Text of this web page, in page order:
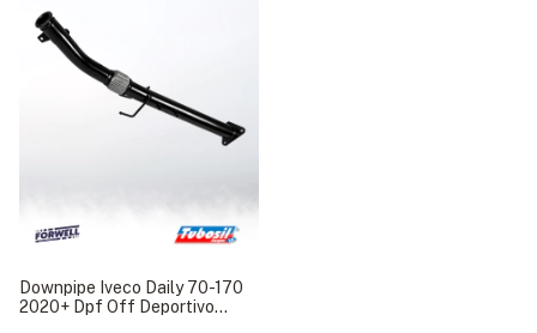
Downpipe Iveco Daily 70-170
2020+ Dpf Off Deportivo